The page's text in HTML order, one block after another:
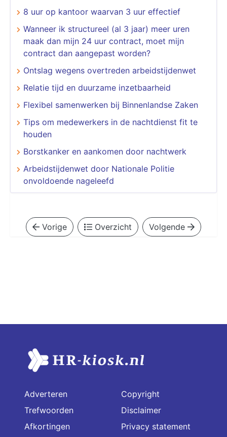
8 uur op kantoor waarvan 3 uur effectief
Wanneer ik structureel (al 3 jaar) meer uren
maak dan mijn 24 uur contract, moet mijn
contract dan aangepast worden?
Ontslag wegens overtreden arbeidstijdenwet
Relatie tijd en duurzame inzetbaarheid
Flexibel samenwerken bij Binnenlandse Zaken
Tips om medewerkers in de nachtdienst fit te
houden
Borstkanker en aankomen door nachtwerk
Arbeidstijdenwet door Nationale Politie
onvoldoende nageleefd
Vorige Overzicht Volgende
Adverteren
Trefwoorden
Afkortingen
Copyright
Disclaimer
Privacy statement